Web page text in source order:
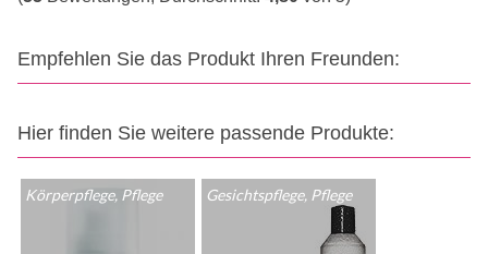
Empfehlen Sie das Produkt Ihren Freunden:
Hier finden Sie weitere passende Produkte:
Körperpflege, Pflege Gesichtspflege, Pflege